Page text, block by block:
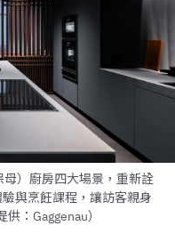
）廚房四大場景，重新詮
與烹飪課程，讓訪客親身
：Gaggenau）